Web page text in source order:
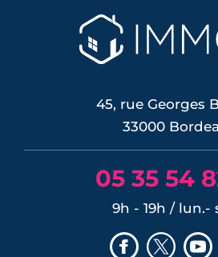
desserte en tramway.
ses quartiers, de son
son marché immobilier
envisage de ...
45, rue Georges
33000
05 35 54
9h - 19h / lun.-